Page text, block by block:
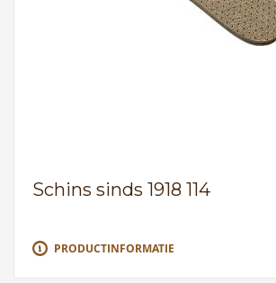
Schins sinds 1918 114
PRODUCTINFORMATIE